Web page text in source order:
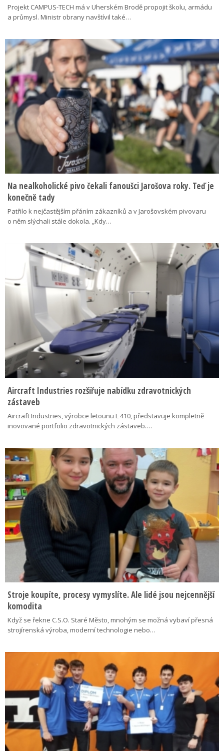
Projekt CAMPUS-TECH má v Uherském Brodě propojit školu, armádu
a průmysl. Ministr obrany navštívil také…
Na nealkoholické pivo čekali fanoušci Jarošova roky. Teď je
konečně tady
Patřilo k nejčastějším přáním zákazníků a v Jarošovském pivovaru
o něm slýchali stále dokola. „Kdy…
Aircraft Industries rozšiřuje nabídku zdravotnických
zástaveb
Aircraft Industries, výrobce letounu L 410, představuje kompletně
inovované portfolio zdravotnických zástaveb.…
Stroje koupíte, procesy vymyslíte. Ale lidé jsou nejcennější
komodita
Když se řekne C.S.O. Staré Město, mnohým se možná vybaví přesná
strojírenská výroba, moderní technologie nebo…